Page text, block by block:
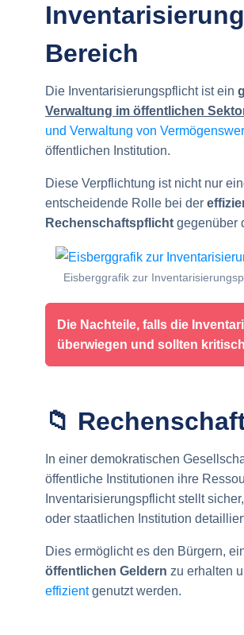
Bereich
Die Inventarisierungspflicht ist ein
Verwaltung im öffentlichen
und Verwaltung von
öffentlichen Institution.
Diese Verpflichtung ist nicht nur
entscheidende Rolle bei der
Rechenschaftspflicht gegenüber
Eisberggrafik zur
Die Nachteile, falls die
überwiegen und sollten
📁
In einer demokratischen
öffentliche Institutionen ihre
Inventarisierungspflicht stellt
oder staatlichen Institution
Dies ermöglicht es den Bürgern,
öffentlichen Geldern zu erhalten
effizientgenutzt werden.